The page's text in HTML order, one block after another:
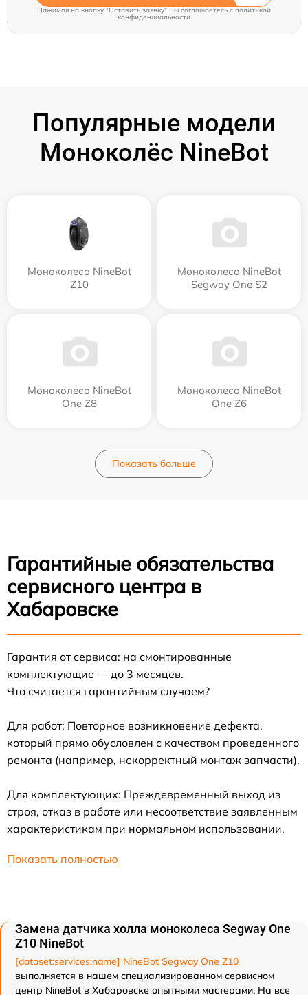
Нажимая на кнопку "Оставить заявку" Вы соглашаетесь c политикой
конфиденциальности
Популярные модели
Моноколёс NineBot
Моноколесо NineBot
Z10
Моноколесо NineBot
Segway One S2
Моноколесо NineBot
One Z8
Моноколесо NineBot
One Z6
Показать больше
Гарантийные обязательства
сервисного центра в
Хабаровске
Гарантия от сервиса: на смонтированные
комплектующие — до 3 месяцев.
Что считается гарантийным случаем?
Для работ: Повторное возникновение дефекта,
который прямо обусловлен с качеством проведенного
ремонта (например, некорректный монтаж запчасти).
Для комплектующих: Преждевременный выход из
строя, отказ в работе или несоответствие заявленным
характеристикам при нормальном использовании.
Показать полностью
Замена датчика холла моноколеса Segway One
Z10 NineBot
[dataset:services:name] NineBot Segway One Z10
выполняется в нашем специализированном сервисном
центр NineBot в Хабаровске опытными мастерами. На все